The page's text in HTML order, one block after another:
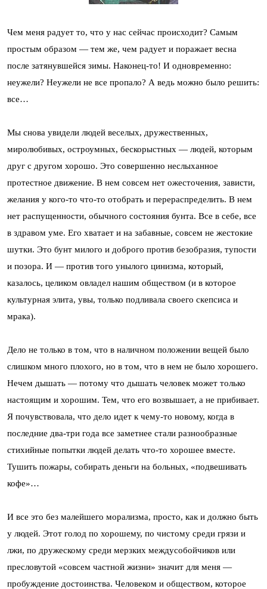
Чем меня радует то, что у нас сейчас происходит? Самым
простым образом — тем же, чем радует и поражает весна
после затянувшейся зимы. Наконец-то! И одновременно:
неужели? Неужели не все пропало? А ведь можно было решить:
все…
Мы снова увидели людей веселых, дружественных,
миролюбивых, остроумных, бескорыстных — людей, которым
друг с другом хорошо. Это совершенно неслыханное
протестное движение. В нем совсем нет ожесточения, зависти,
желания у кого-то что-то отобрать и перераспределить. В нем
нет распущенности, обычного состояния бунта. Все в себе, все
в здравом уме. Его хватает и на забавные, совсем не жестокие
шутки. Это бунт милого и доброго против безобразия, тупости
и позора. И — против того унылого цинизма, который,
казалось, целиком овладел нашим обществом (и в которое
культурная элита, увы, только подливала своего скепсиса и
мрака).
Дело не только в том, что в наличном положении вещей было
слишком много плохого, но в том, что в нем не было хорошего.
Нечем дышать — потому что дышать человек может только
настоящим и хорошим. Тем, что его возвышает, а не прибивает.
Я почувствовала, что дело идет к чему-то новому, когда в
последние два-три года все заметнее стали разнообразные
стихийные попытки людей делать что-то хорошее вместе.
Тушить пожары, собирать деньги на больных, «подвешивать
кофе»…
И все это без малейшего морализма, просто, как и должно быть
у людей. Этот голод по хорошему, по чистому среди грязи и
лжи, по дружескому среди мерзких междусобойчиков или
пресловутой «совсем частной жизни» значит для меня —
пробуждение достоинства. Человеком и обществом, которое